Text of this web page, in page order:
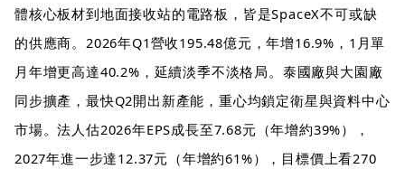
體核心板材到地面接收站的電路板，皆是SpaceX不可或缺
的供應商。2026年Q1營收195.48億元，年增16.9%，1月單
月年增更高達40.2%，延續淡季不淡格局。泰國廠與大園廠
同步擴產，最快Q2開出新產能，重心均鎖定衛星與資料中心
市場。法人估2026年EPS成長至7.68元（年增約39%），
2027年進一步達12.37元（年增約61%），目標價上看270